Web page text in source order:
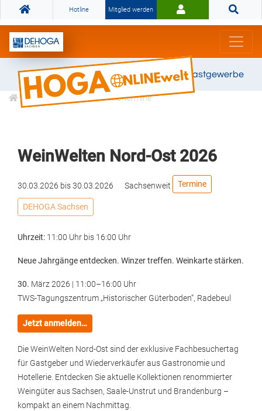
Hotline Mitglied werden
Gemeinsam stark für das Gastgewerbe
Veranstaltungen Alle Termine
WeinWelten Nord-Ost 2026
30.03.2026 bis30.03.2026 Sachsenweit Termine
DEHOGA Sachsen
Uhrzeit: 11:00 Uhr bis 16:00 Uhr
Neue Jahrgänge entdecken. Winzer treffen. Weinkarte stärken.
30. März 2026 | 11:00–16:00 Uhr
TWS-Tagungszentrum „Historischer Güterboden“, Radebeul
Jetzt anmelden…
Die WeinWelten Nord-Ost sind der exklusive Fachbesuchertag
für Gastgeber und Wiederverkäufer aus Gastronomie und
Hotellerie. Entdecken Sie aktuelle Kollektionen renommierter
Weingüter aus Sachsen, Saale-Unstrut und Brandenburg –
kompakt an einem Nachmittag.